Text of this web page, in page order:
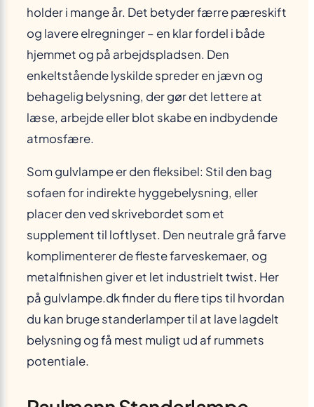
holder i mange år. Det betyder færre pæreskift
og lavere elregninger – en klar fordel i både
hjemmet og på arbejdspladsen. Den
enkeltstående lyskilde spreder en jævn og
behagelig belysning, der gør det lettere at
læse, arbejde eller blot skabe en indbydende
atmosfære.
Som gulvlampe er den fleksibel: Stil den bag
sofaen for indirekte hyggebelysning, eller
placer den ved skrivebordet som et
supplement til loftlyset. Den neutrale grå farve
komplimenterer de fleste farveskemaer, og
metalfinishen giver et let industrielt twist. Her
på gulvlampe.dk finder du flere tips til hvordan
du kan bruge standerlamper til at lave lagdelt
belysning og få mest muligt ud af rummets
potentiale.